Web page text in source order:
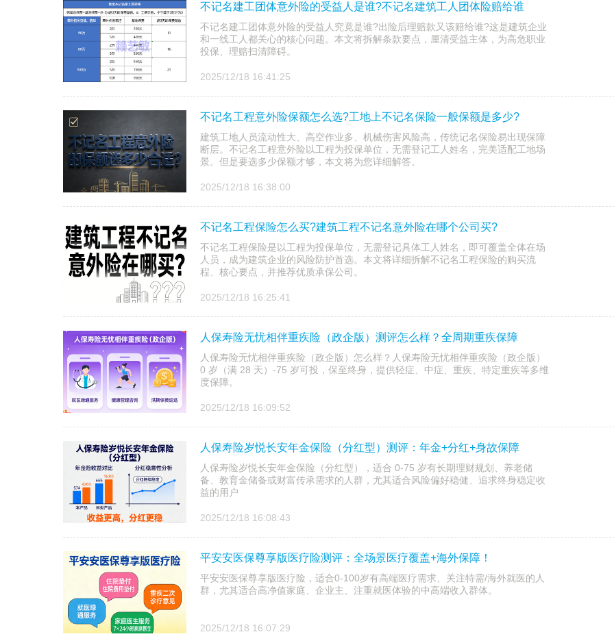
不记名建工团体意外险的受益人是谁?不记名建筑工人团体险赔给谁
不记名建工团体意外险的受益人究竟是谁?出险后理赔款又该赔给谁?这是建筑企业
和一线工人都关心的核心问题。本文将拆解条款要点，厘清受益主体，为高危职业
投保、理赔扫清障碍。
2025/12/18 16:41:25
不记名工程意外险保额怎么选?工地上不记名保险一般保额是多少?
建筑工地人员流动性大、高空作业多、机械伤害风险高，传统记名保险易出现保障
断层。不记名工程意外险以工程为投保单位，无需登记工人姓名，完美适配工地场
景。但是要选多少保额才够，本文将为您详细解答。
2025/12/18 16:38:00
不记名工程保险怎么买?建筑工程不记名意外险在哪个公司买?
不记名工程保险是以工程为投保单位，无需登记具体工人姓名，即可覆盖全体在场
人员，成为建筑企业的风险防护首选。本文将详细拆解不记名工程保险的购买流
程、核心要点，并推荐优质承保公司。
2025/12/18 16:25:41
人保寿险无忧相伴重疾险（政企版）测评怎么样？全周期重疾保障
人保寿险无忧相伴重疾险（政企版）怎么样？人保寿险无忧相伴重疾险（政企版）
0 岁（满 28 天）-75 岁可投，保至终身，提供轻症、中症、重疾、特定重疾等多维
度保障。
2025/12/18 16:09:52
人保寿险岁悦长安年金保险（分红型）测评：年金+分红+身故保障
人保寿险岁悦长安年金保险（分红型），适合 0-75 岁有长期理财规划、养老储
备、教育金储备或财富传承需求的人群，尤其适合风险偏好稳健、追求终身稳定收
益的用户
2025/12/18 16:08:43
平安安医保尊享版医疗险测评：全场景医疗覆盖+海外保障！
平安安医保尊享版医疗险，适合0-100岁有高端医疗需求、关注特需/海外就医的人
群，尤其适合高净值家庭、企业主、注重就医体验的中高端收入群体。
2025/12/18 16:07:29